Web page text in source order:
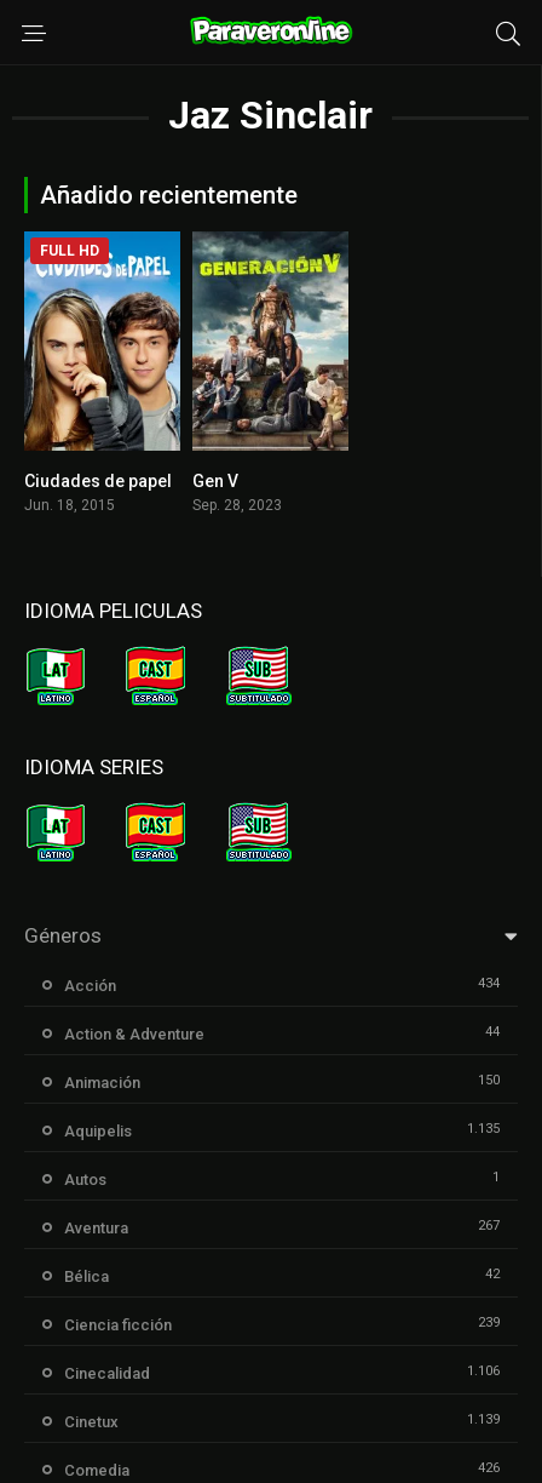
Jaz Sinclair
Añadido recientemente
6.2
FULL HD
Ciudades de papel
Jun. 18, 2015
Gen V
Sep. 28, 2023
IDIOMA PELICULAS
IDIOMA SERIES
Géneros
Acción 434
Action & Adventure 44
Animación 150
Aquipelis 1.135
Autos 1
Aventura 267
Bélica 42
Ciencia ficción 239
Cinecalidad 1.106
Cinetux 1.139
Comedia 426